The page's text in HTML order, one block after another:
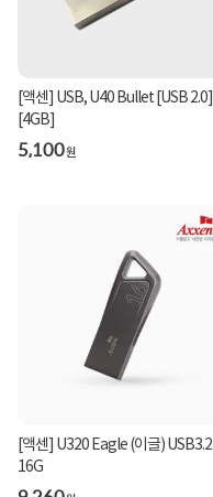
[액센] USB, U40 Bullet [USB 2.0]
[4GB]
5,100원
[액센] U320 Eagle (이글) USB3.2
16G